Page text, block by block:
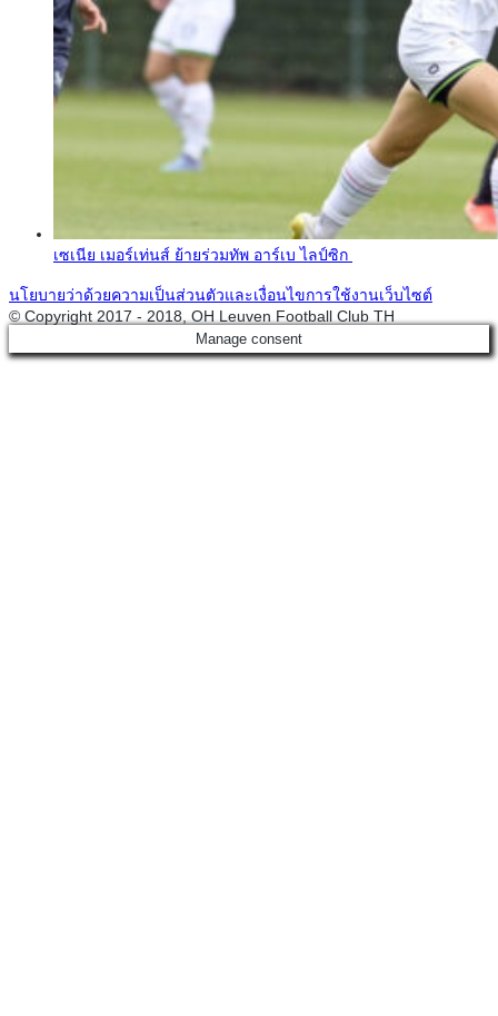
เซเนีย เมอร์เท่นส์ ย้ายร่วมทัพ อาร์เบ ไลป์ซิก
นโยบายว่าด้วยความเป็นส่วนตัวและเงื่อนไขการใช้งานเว็บไซต์
© Copyright 2017 - 2018, OH Leuven Football Club TH
Manage consent